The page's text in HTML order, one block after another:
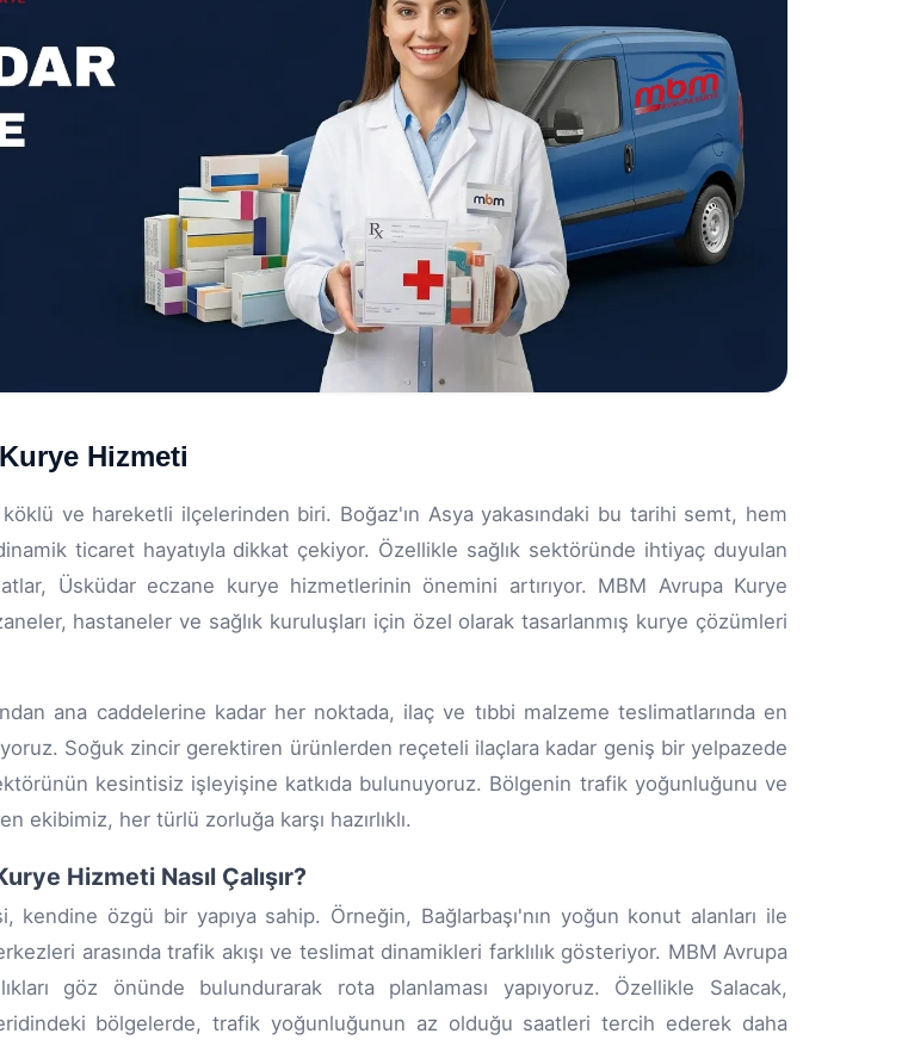
Hizmeti
ve hareketli ilçelerinden biri. Boğaz'ın Asya yakasındaki bu tarihi semt, hem
ticaret hayatıyla dikkat çekiyor. Özellikle sağlık sektöründe ihtiyaç duyulan
Üsküdar eczane kurye hizmetlerinin önemini artırıyor. MBM Avrupa Kurye
hastaneler ve sağlık kuruluşları için özel olarak tasarlanmış kurye çözümleri
ana caddelerine kadar her noktada, ilaç ve tıbbi malzeme teslimatlarında en
Soğuk zincir gerektiren ürünlerden reçeteli ilaçlara kadar geniş bir yelpazede
kesintisiz işleyişine katkıda bulunuyoruz. Bölgenin trafik yoğunluğunu ve
ekibimiz, her türlü zorluğa karşı hazırlıklı.
Hizmeti Nasıl Çalışır?
kendine özgü bir yapıya sahip. Örneğin, Bağlarbaşı'nın yoğun konut alanları ile
arasında trafik akışı ve teslimat dinamikleri farklılık gösteriyor. MBM Avrupa
göz önünde bulundurarak rota planlaması yapıyoruz. Özellikle Salacak,
bölgelerde, trafik yoğunluğunun az olduğu saatleri tercih ederek daha